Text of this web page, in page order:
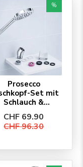
%
Prosecco
Set mit
Schlauch &
CHF 69.90
CHF 96.30